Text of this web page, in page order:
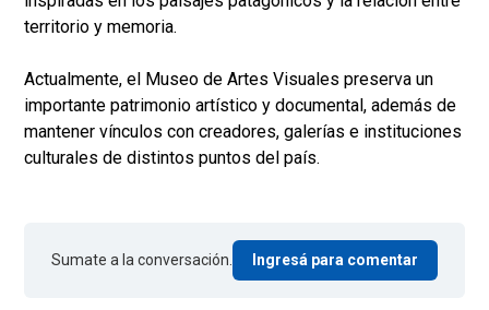
territorio y memoria.
Actualmente, el Museo de Artes Visuales preserva un
importante patrimonio artístico y documental, además de
mantener vínculos con creadores, galerías e instituciones
culturales de distintos puntos del país.
Sumate a la conversación. Ingresá para comentar